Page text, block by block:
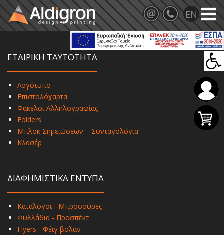
ΕΤΑΙΡΙΚΗ ΤΑΥΤΟΤΗΤΑ
Λογότυπο
Επιστολόχαρτα
Φάκελοι Αλληλογραφίας
Folders
Μπλοκ Σημειώσεων – Συνταγολόγια
Κλασέρ
ΔΙΑΦΗΜΙΣΤΙΚΑ ΕΝΤΥΠΑ
Κατάλογοι - Μπροσούρες
Φυλλάδια - Προσπέκτ
Flyers - Φέιγ βολάν